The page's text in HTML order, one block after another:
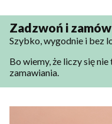
Zadzwoń i
Szybko, wygodnie i bez
Bo wiemy, że liczy się
zamawiania.